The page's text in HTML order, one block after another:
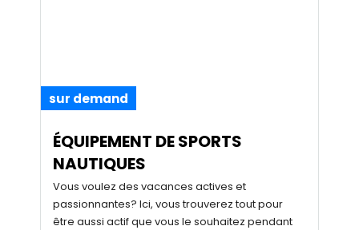
sur demand
ÉQUIPEMENT DE SPORTS
NAUTIQUES
Vous voulez des vacances actives et
passionnantes? Ici, vous trouverez tout pour
être aussi actif que vous le souhaitez pendant